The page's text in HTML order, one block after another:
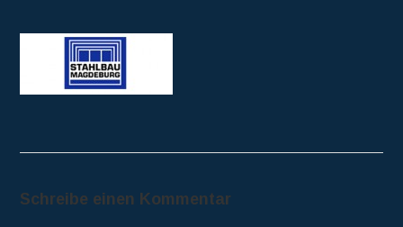
Schreibe einen Kommentar